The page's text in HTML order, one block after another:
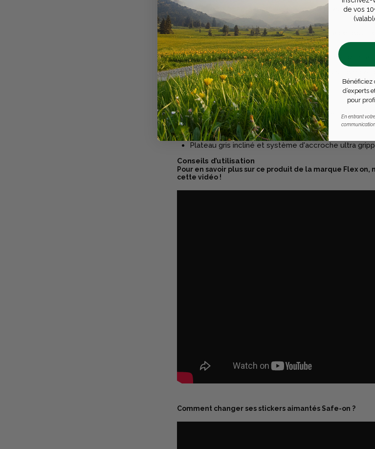
Cavaliers souhaitant
minimiser l’impact physiquelors
sorties longues.
Ceux cherchant uneadhérence irréprochable
pour
dans les positions extrêmes.
Amateurs decustomisationet d’équipement original.
Disciplines exigeantes comme le concours complet
compte.
Caractéristiques techniques
Composition:matière polyamide bio-sourcée.
Armature en acier
Sticker aimanté personnalisable.
Cadre marine et élastomère blanc.
Plateau gris incliné et système d'accroche ultra
Conseils d’utilisation
Pour en savoir plus sur ce produit de la marque Flex on,
cette vidéo !
Comment changer ses stickers aimantés Safe-on ?
de vos
Bénéficiez
d’experts
pour
En entrant